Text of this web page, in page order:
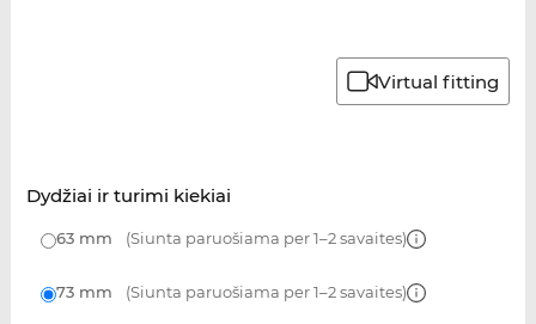
Virtual fitting
Dydžiai ir turimi kiekiai
63 mm (Siunta paruošiama per 1–2 savaites)
73 mm (Siunta paruošiama per 1–2 savaites)